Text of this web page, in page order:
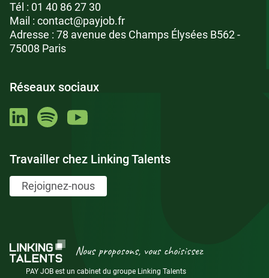
Tél : 01 40 86 27 30
Mail : contact@payjob.fr
Adresse : 78 avenue des Champs Élysées B562 -
75008 Paris
Réseaux sociaux
Travailler chez Linking Talents
Rejoignez-nous
Nous proposons, vous choisissez
PAY JOB est un cabinet du groupe Linking Talents